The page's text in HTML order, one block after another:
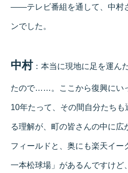
――テレビ番組を通して、中村
ンでした。
中村 ：本当に現地に足を運ん
たので……。ここから復興にい
10年たって、その間自分たち
る理解が、町の皆さんの中に
フィールドと、奥にも楽天イ
一本松球場」があるんですけ